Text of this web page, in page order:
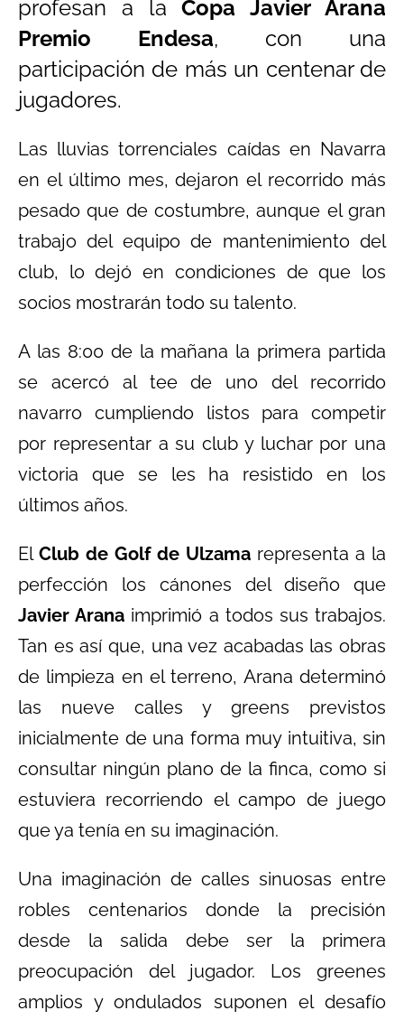
profesan a laCopa Javier Arana
Premio Endesa, con una
participación de más un centenar de
jugadores.
Las lluvias torrenciales caídas en Navarra
en el último mes, dejaron el recorrido más
pesado que de costumbre, aunque el gran
trabajo del equipo de mantenimiento del
club, lo dejó en condiciones de que los
socios mostrarán todo su talento.
A las 8:00 de la mañana la primera partida
se acercó al tee de uno del recorrido
navarro cumpliendo listos para competir
por representar a su club y luchar por una
victoria que se les ha resistido en los
últimos años.
El Club de Golf de Ulzama representa a la
perfección los cánones del diseño que
Javier Arana imprimió a todos sus trabajos.
Tan es así que, una vez acabadas las obras
de limpieza en el terreno, Arana determinó
las nueve calles y greens previstos
inicialmente de una forma muy intuitiva, sin
consultar ningún plano de la finca, como si
estuviera recorriendo el campo de juego
que ya tenía en su imaginación.
Una imaginación de calles sinuosas entre
robles centenarios donde la precisión
desde la salida debe ser la primera
preocupación del jugador. Los greenes
amplios y ondulados suponen el desafío